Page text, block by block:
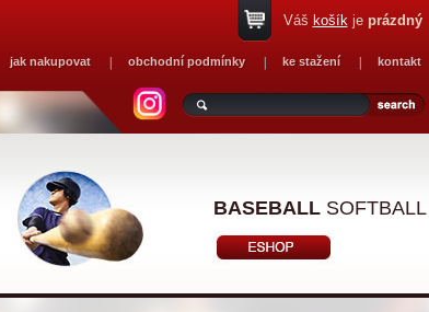
jak nakupovat obchodní podmínky ke stažení kontakt
Váš košíkje prázdný
BASEBALLSOFTBALL